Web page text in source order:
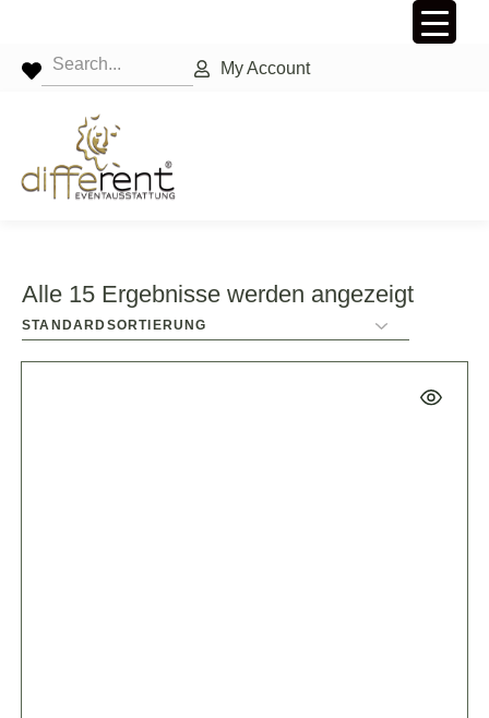
My Account
Alle 15 Ergebnisse werden angezeigt